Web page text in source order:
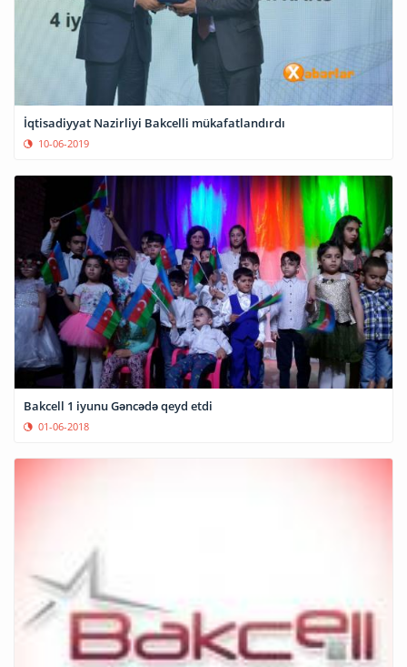
İqtisadiyyat Nazirliyi Bakcelli mükafatlandırdı
10-06-2019
Bakcell 1 iyunu Gəncədə qeyd etdi
01-06-2018